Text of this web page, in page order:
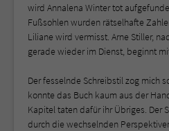
wird Annalena Winter tot
Fußsohlen wurden rätselhafte
Liliane wird vermisst. Arne Stiller,
gerade wieder im Dienst, beginnt
Der fesselnde Schreibstil zog mich
konnte das Buch kaum aus der
Kapitel taten dafür ihr Übriges. Der
durch die wechselnden